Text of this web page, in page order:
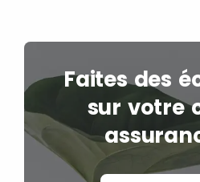
Faites des
sur votre